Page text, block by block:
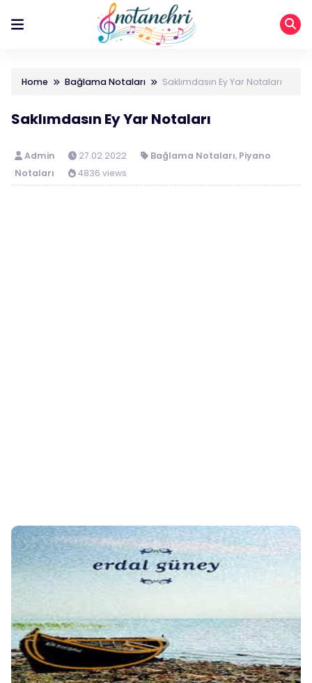
Home Bağlama Notaları Saklımdasın Ey Yar Notaları
Saklımdasın Ey Yar Notaları
Admin 27.02.2022 Bağlama Notaları, Piyano
Notaları
4836 views